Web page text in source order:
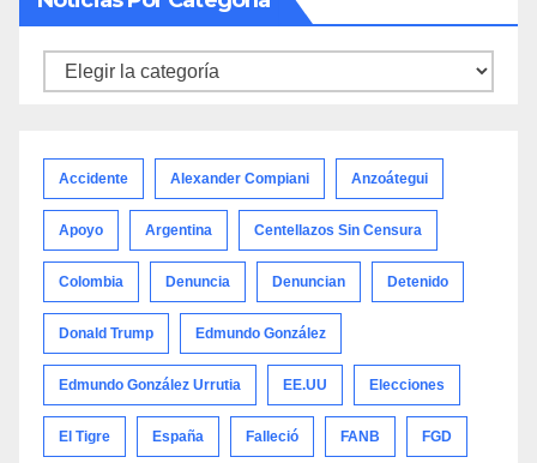
Noticias
Accidente Alexander Compiani Anzoátegui
Apoyo Argentina Centellazos Sin Censura
Colombia Denuncia Denuncian Detenido
Donald Trump Edmundo González
Edmundo González Urrutia EE.UU Elecciones
El Tigre España Falleció FANB FGD